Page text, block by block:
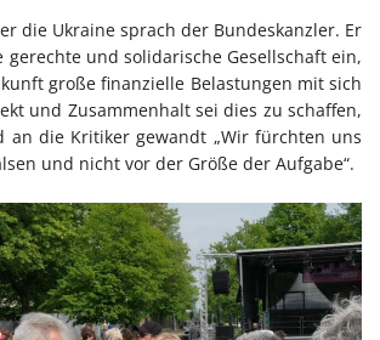
die Ukraine sprach der Bundeskanzler. Er
gerechte und solidarische Gesellschaft ein,
große finanzielle Belastungen mit sich
und Zusammenhalt sei dies zu schaffen,
an die Kritiker gewandt „Wir fürchten uns
und nicht vor der Größe der Aufgabe“.